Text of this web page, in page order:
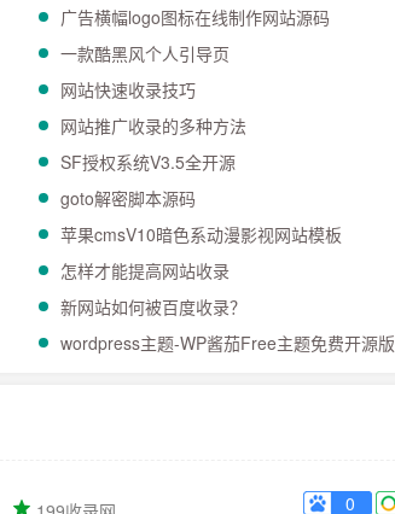
广告横幅logo图标在线制作网站源码
一款酷黑风个人引导页
网站快速收录技巧
网站推广收录的多种方法
SF授权系统V3.5全开源
goto解密脚本源码
苹果cmsV10暗色系动漫影视网站模板
怎样才能提高网站收录
新网站如何被百度收录？
wordpress主题-WP酱茄Free主题免费开源版
0